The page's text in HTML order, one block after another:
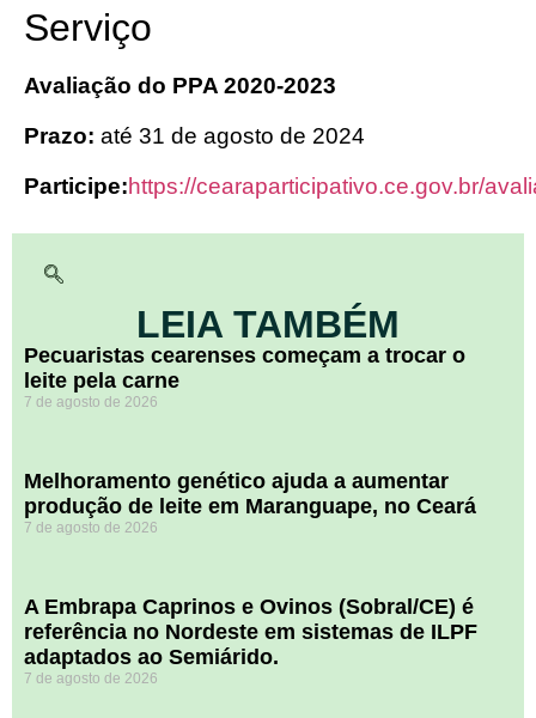
Serviço
Avaliação do PPA 2020-2023
Prazo: até 31 de agosto de 2024
Participe:https://cearaparticipativo.ce.gov.br/
LEIA TAMBÉM
Pecuaristas cearenses começam a trocar o
leite pela carne
7 de agosto de 2026
Melhoramento genético ajuda a aumentar
produção de leite em Maranguape, no Ceará
7 de agosto de 2026
A Embrapa Caprinos e Ovinos (Sobral/CE) é
referência no Nordeste em sistemas de ILPF
adaptados ao Semiárido.
7 de agosto de 2026